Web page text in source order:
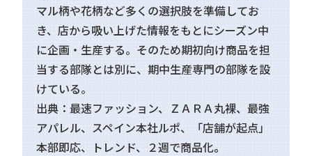
マル柄や花柄など多くの選択肢を準備してお
き、店から吸い上げた情報をもとにシーズン中
に企画・生産する。そのため期初向け商品を担
当する部隊とは別に、期中生産専門の部隊を設
けている。
出典：最速ファッション、ＺＡＲＡ丸裸、最強
アパレル、スペイン本社ルポ、「店舗が起点」
本部即応、トレンド、２週で商品化。